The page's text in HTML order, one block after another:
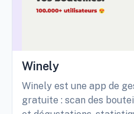
Winely
Winely est une app de
gratuite : scan des